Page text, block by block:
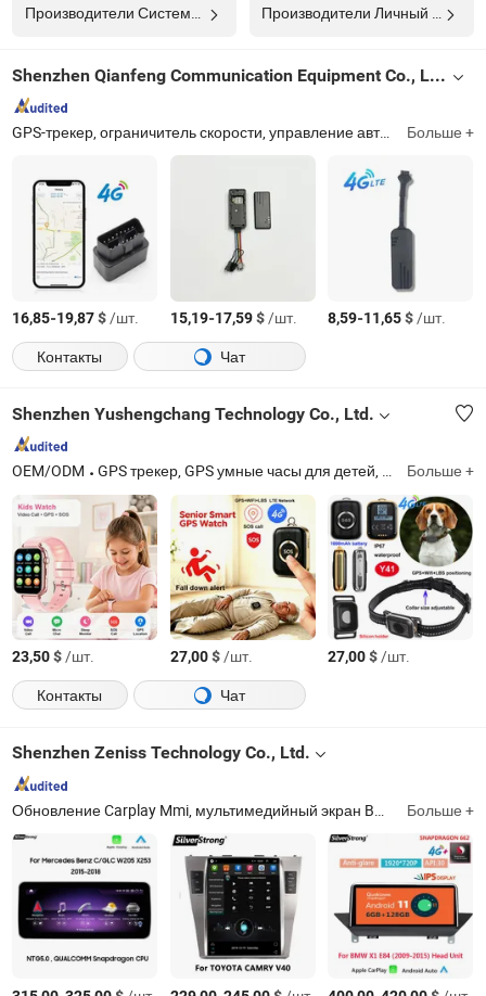
Shenzhen Qianfeng Communication Equipment Co., Limited
GPS-трекер, ограничитель скорости, управление автопарком, персональный GPS-трекер, GPS-трекер для домашних животных, GPS-модуль, внешняя антенна Больше +
16,85-19,87$/шт. 15,19-17,59$/шт. 8,59-11,65$/шт.
Контакты
Чат
Shenzhen Yushengchang Technology Co., Ltd.
OEM/ODM GPS трекер, GPS умные часы для детей, GPS для пожилых людей, GPS трекер для животных, управление флотом автомобилей, мини водонепроницаемый GPS трекер, трекер для велосипедов и мотоциклов, устройство для отслеживания активов, умные фитнес-часы, умный Bluetooth браслет Больше +
23,50$/шт. 27,00$/шт. 27,00$/шт.
Контакты
Чат
Shenzhen Zeniss Technology Co., Ltd.
Обновление Carplay Mmi, мультимедийный экран BMW, мультимедийный экран Benz, мультимедийный экран Audi, андроид радио стереоплеер, андроид автомобильное радио, андроид обновление до оригинального экрана, обновление Carplay до оригинального экрана, насос для накачивания шин, воздушный насос (вакуумный и blowing cleaner) Больше +